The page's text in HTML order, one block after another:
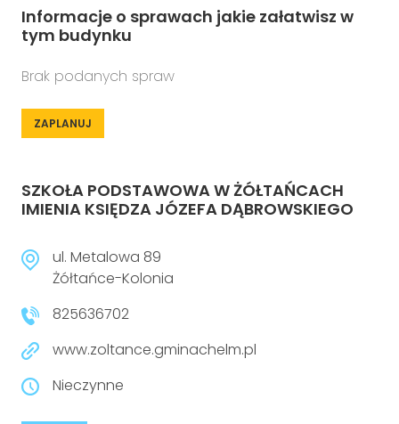
Informacje o sprawach jakie załatwisz w
tym budynku
Brak podanych spraw
ZAPLANUJ
SZKOŁA PODSTAWOWA W ŻÓŁTAŃCACH
IMIENIA KSIĘDZA JÓZEFA DĄBROWSKIEGO
ul. Metalowa 89
Żółtańce-Kolonia
825636702
www.zoltance.gminachelm.pl
Nieczynne